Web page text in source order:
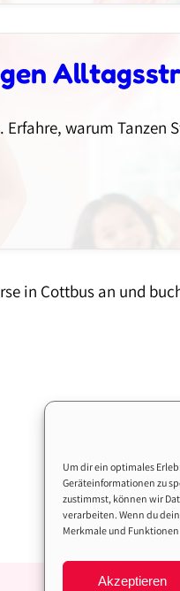
Um dir ein optimales
Geräteinformationen zu
zustimmst, können wir
verarbeiten. Wenn du
Merkmale und
Akzeptieren
warum Tanzen
in Cottbus an und